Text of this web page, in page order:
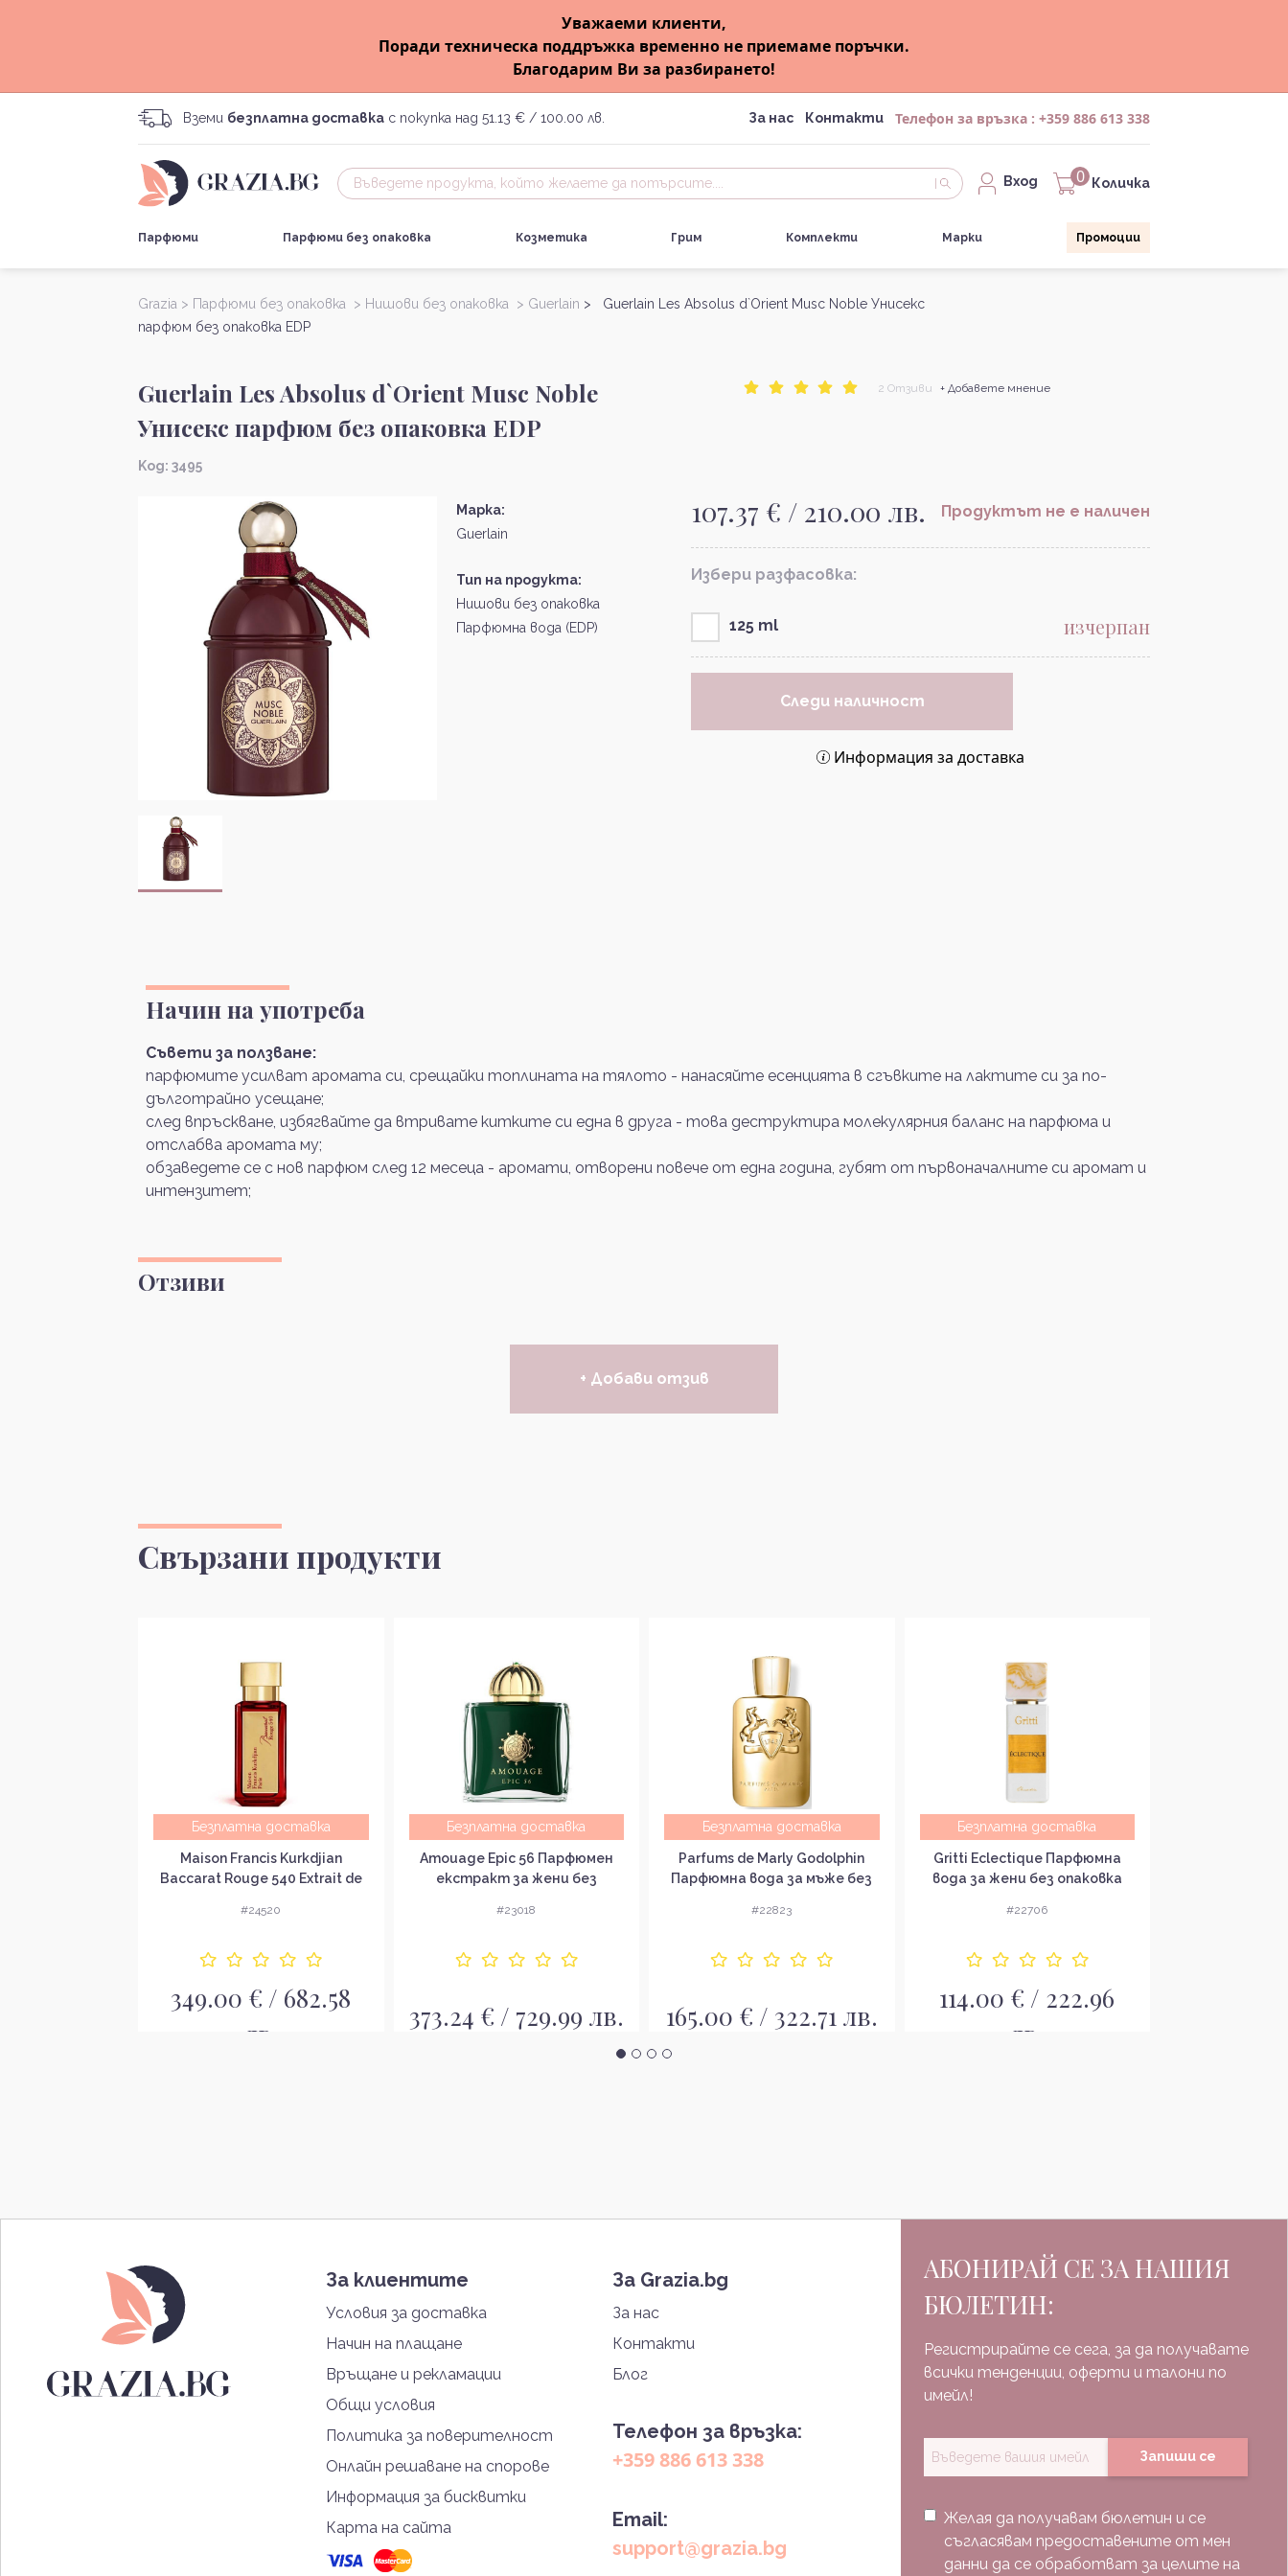
Уважаеми клиенти,
Поради техническа поддръжка временно не приемаме поръчки.
Благодарим Ви за разбирането!
Вземи безплатна доставка с покупка над 51.13 € / 100.00 лв. За нас Контакти Телефон за връзка : +359 886 613 338
Вход 0 Количка
Парфюми Парфюми без опаковка Козметика Грим Комплекти Марки Промоции
Grazia > Парфюми без опаковка > Нишови без опаковка > Guerlain > Guerlain Les Absolus d`Orient Musc Noble Унисекс
парфюм без опаковка EDP
Guerlain Les Absolus d`Orient Musc Noble
Унисекс парфюм без опаковка EDP
Kод: 3495
2 Отзиви + Добавете мнение
Марка:
Guerlain
Тип на продукта:
Нишови без опаковка
Парфюмна вода (EDP)
107.37 € / 210.00 лв. Продуктът не е наличен
Избери разфасовка:
125 ml изчерпан
Следи наличност
Информация за доставка
Начин на употреба
Съвети за ползване:
парфюмите усилват аромата си, срещайки топлината на тялото - нанасяйте есенцията в сгъвките на лактите си за по-
дълготрайно усещане;
след впръскване, избягвайте да втривате китките си една в друга - това деструктира молекулярния баланс на парфюма и
отслабва аромата му;
обзаведете се с нов парфюм след 12 месеца - аромати, отворени повече от една година, губят от първоначалните си аромат и
интензитет;
Отзиви
+ Добави отзив
Свързани продукти
Безплатна доставка
Maison Francis Kurkdjian
Baccarat Rouge 540 Extrait de
екстракт без опаковка
#24520
349.00 € / 682.58
лв.
Безплатна доставка
Amouage Epic 56 Парфюмен
екстракт за жени без
#23018
373.24 € / 729.99 лв.
Безплатна доставка
Parfums de Marly Godolphin
Парфюмна вода за мъже без
#22823
165.00 € / 322.71 лв.
Безплатна доставка
Gritti Eclectique Парфюмна
вода за жени без опаковка
#22706
114.00 € / 222.96
лв.
За клиентите
Условия за доставка
Начин на плащане
Връщане и рекламации
Общи условия
Политика за поверителност
Онлайн решаване на спорове
Информация за бисквитки
Карта на сайта
За Grazia.bg
За нас
Контакти
Блог
Телефон за връзка:
+359 886 613 338
Email:
support@grazia.bg
АБОНИРАЙ СЕ ЗА НАШИЯ
БЮЛЕТИН:
Регистрирайте се сега, за да получавате
всички тенденции, оферти и талони по
имейл!
Запиши се
Желая да получавам бюлетин и се
съгласявам предоставените от мен
данни да се обработват за целите на